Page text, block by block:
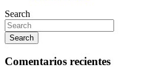
Search
Search
Comentarios recientes